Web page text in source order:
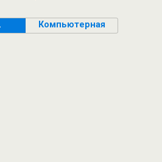
Компьютерная